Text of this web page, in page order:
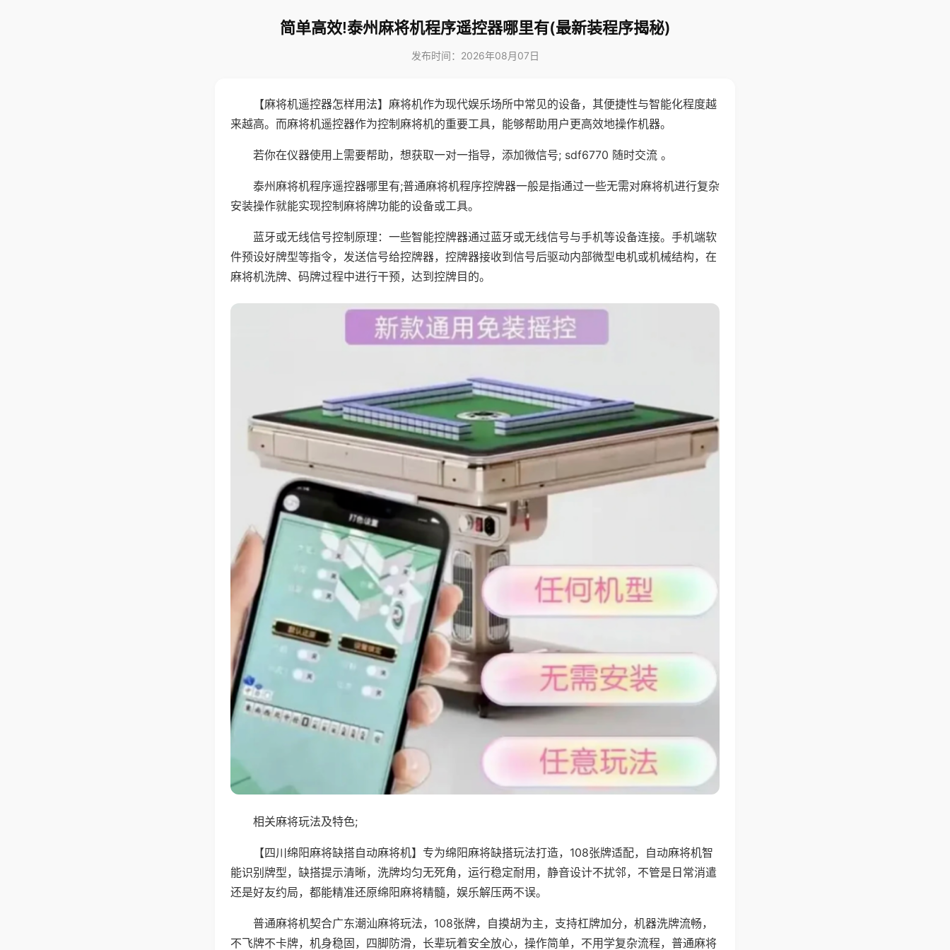
简单高效!泰州麻将机程序遥控器哪里有(最新装程序揭秘)
发布时间：2026年08月07日
【麻将机遥控器怎样用法】麻将机作为现代娱乐场所中常见的设备，其便捷性与智能化程度越
来越高。而麻将机遥控器作为控制麻将机的重要工具，能够帮助用户更高效地操作机器。
若你在仪器使用上需要帮助，想获取一对一指导，添加微信号; sdf6770 随时交流 。
泰州麻将机程序遥控器哪里有;普通麻将机程序控牌器一般是指通过一些无需对麻将机进行复杂
安装操作就能实现控制麻将牌功能的设备或工具。
蓝牙或无线信号控制原理：一些智能控牌器通过蓝牙或无线信号与手机等设备连接。手机端软
件预设好牌型等指令，发送信号给控牌器，控牌器接收到信号后驱动内部微型电机或机械结构，在
麻将机洗牌、码牌过程中进行干预，达到控牌目的。
相关麻将玩法及特色;
【四川绵阳麻将缺搭自动麻将机】专为绵阳麻将缺搭玩法打造，108张牌适配，自动麻将机智
能识别牌型，缺搭提示清晰，洗牌均匀无死角，运行稳定耐用，静音设计不扰邻，不管是日常消遣
还是好友约局，都能精准还原绵阳麻将精髓，娱乐解压两不误。
普通麻将机契合广东潮汕麻将玩法，108张牌，自摸胡为主，支持杠牌加分，机器洗牌流畅，
不飞牌不卡牌，机身稳固，四脚防滑，长辈玩着安全放心，操作简单，不用学复杂流程，普通麻将